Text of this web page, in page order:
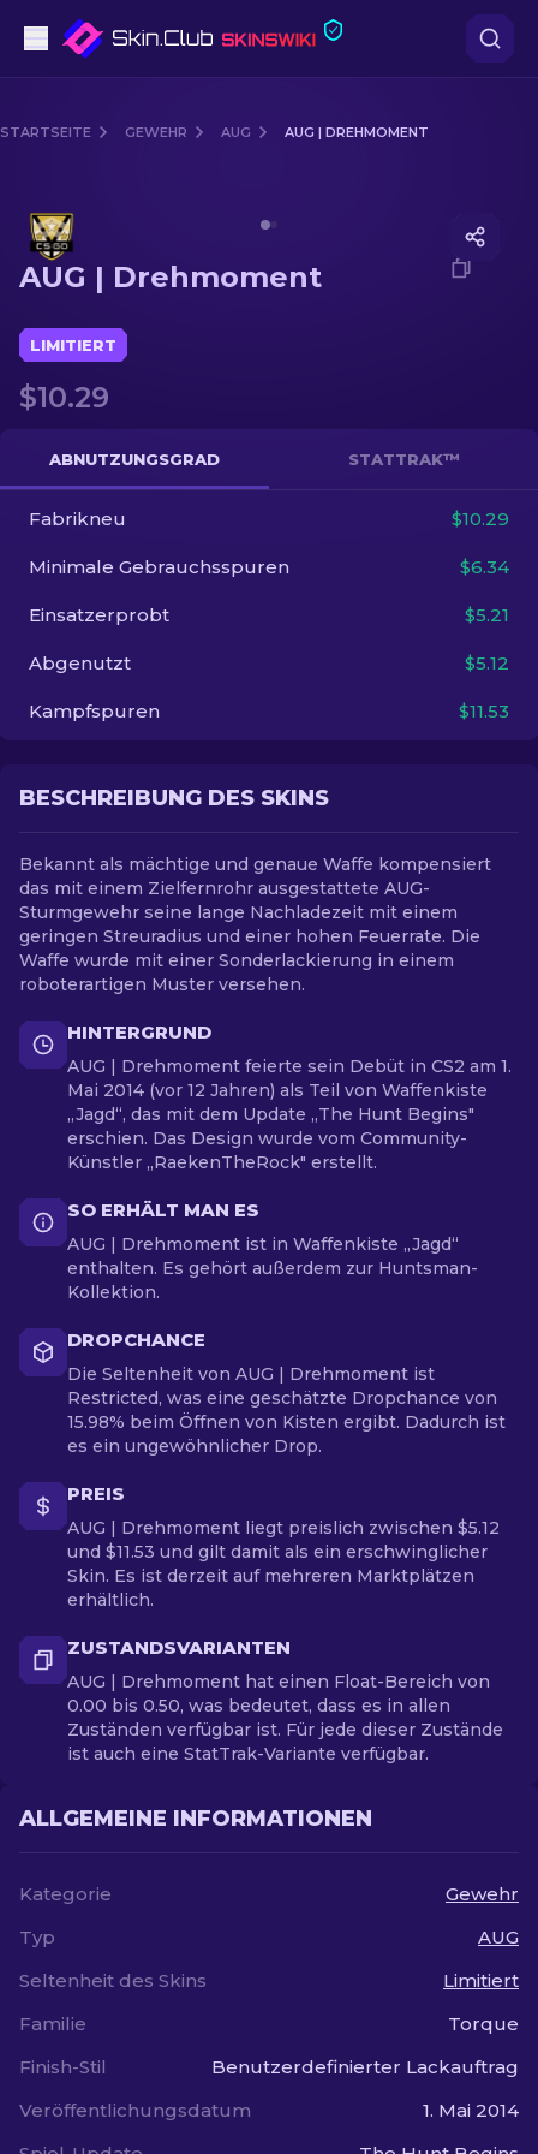
Gewehr
Scharfschützengewehr
Messer
Handschuh
Kisten
Andere
STARTSEITE GEWEHR AUG AUG | DREHMOMENT
AUG | Drehmoment
LIMITIERT
$10.29
ABNUTZUNGSGRAD STATTRAK™
Fabrikneu $10.29
Minimale Gebrauchsspuren $6.34
Einsatzerprobt $5.21
Abgenutzt $5.12
Kampfspuren $11.53
BESCHREIBUNG DES SKINS
Bekannt als mächtige und genaue Waffe kompensiert
das mit einem Zielfernrohr ausgestattete AUG-
Sturmgewehr seine lange Nachladezeit mit einem
geringen Streuradius und einer hohen Feuerrate. Die
Waffe wurde mit einer Sonderlackierung in einem
roboterartigen Muster versehen.
HINTERGRUND
AUG | Drehmoment feierte sein Debüt in CS2 am 1.
Mai 2014 (vor 12 Jahren) als Teil von Waffenkiste
„Jagd“, das mit dem Update „The Hunt Begins"
erschien. Das Design wurde vom Community-
Künstler „RaekenTheRock" erstellt.
SO ERHÄLT MAN ES
AUG | Drehmoment ist in Waffenkiste „Jagd“
enthalten. Es gehört außerdem zur Huntsman-
Kollektion.
DROPCHANCE
Die Seltenheit von AUG | Drehmoment ist
Restricted, was eine geschätzte Dropchance von
15.98% beim Öffnen von Kisten ergibt. Dadurch ist
es ein ungewöhnlicher Drop.
PREIS
AUG | Drehmoment liegt preislich zwischen $5.12
und $11.53 und gilt damit als ein erschwinglicher
Skin. Es ist derzeit auf mehreren Marktplätzen
erhältlich.
ZUSTANDSVARIANTEN
AUG | Drehmoment hat einen Float-Bereich von
0.00 bis 0.50, was bedeutet, dass es in allen
Zuständen verfügbar ist. Für jede dieser Zustände
ist auch eine StatTrak-Variante verfügbar.
ALLGEMEINE INFORMATIONEN
Kategorie
Gewehr
Typ
AUG
Seltenheit des Skins
Limitiert
Familie
Torque
Finish-Stil
Benutzerdefinierter Lackauftrag
Veröffentlichungsdatum
1. Mai 2014